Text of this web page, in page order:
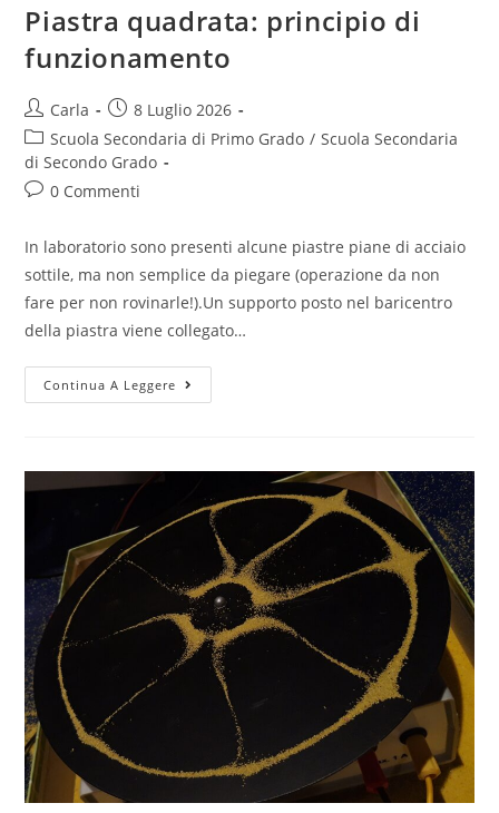
Piastra quadrata: principio di
funzionamento
Post
author:
Carla
Post
published:
8 Luglio 2026
Post
category:
Scuola Secondaria di Primo Grado / Scuola Secondaria
di Secondo Grado
Post0 Commenti
In laboratorio sono presenti alcune piastre piane di acciaio
sottile, ma non semplice da piegare (operazione da non
fare per non rovinarle!).Un supporto posto nel baricentro
della piastra viene collegato…
Continua A Leggere
quadrata:
funzionamento